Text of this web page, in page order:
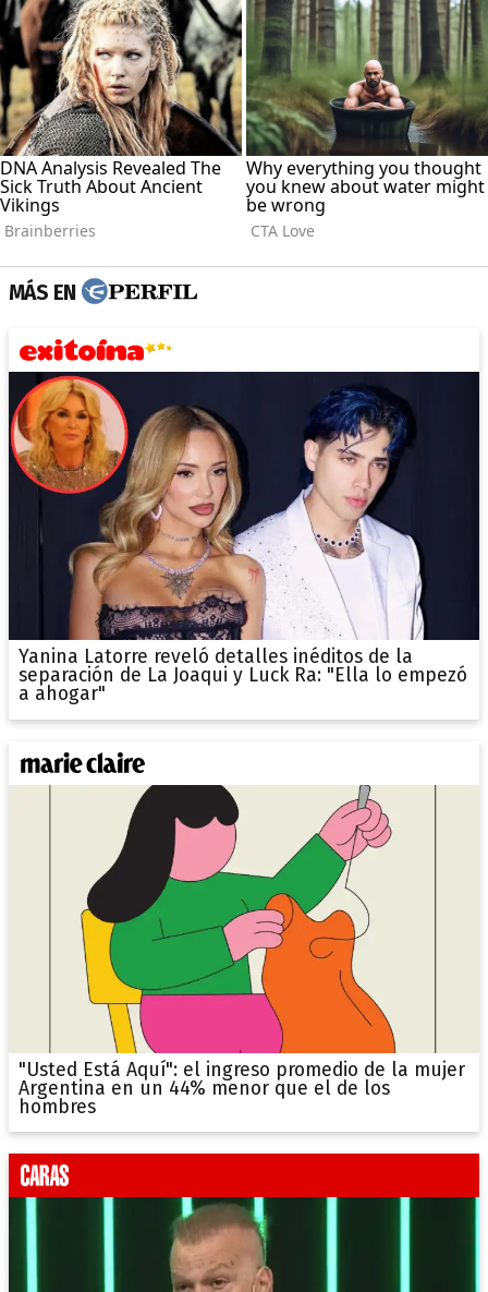
MÁS EN
Yanina Latorre reveló detalles inéditos de la
separación de La Joaqui y Luck Ra: "Ella lo empezó
a ahogar"
"Usted Está Aquí": el ingreso promedio de la mujer
Argentina en un 44% menor que el de los
hombres